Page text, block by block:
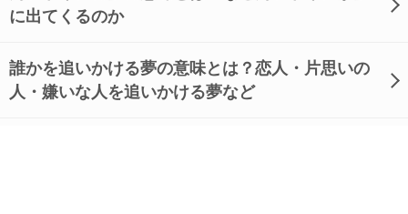
に出てくるのか
誰かを追いかける夢の意味とは？恋人・片思いの
人・嫌いな人を追いかける夢など